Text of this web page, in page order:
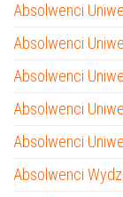
Absolwenci
Absolwenci
Absolwenci
Absolwenci
Absolwenci
Absolwenci